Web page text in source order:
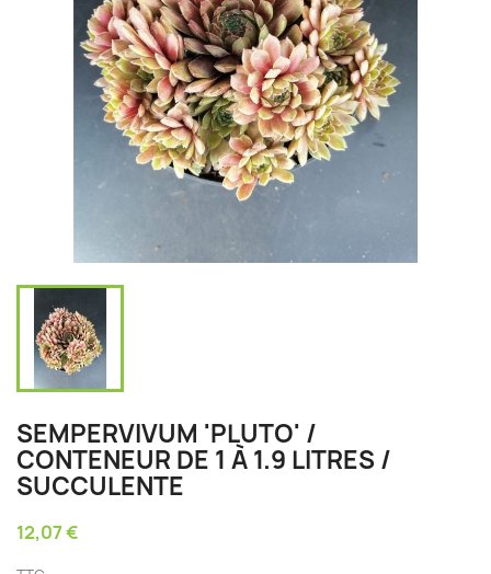
SEMPERVIVUM 'PLUTO' /
CONTENEUR DE 1 À 1.9 LITRES /
SUCCULENTE
12,07 €